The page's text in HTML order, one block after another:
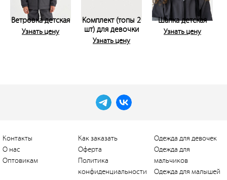
Ветровка детская
Узнать цену
Комплект (топы 2
шт) для девочки
Узнать цену
Шапка детская
Узнать цену
Контакты
О нас
Оптовикам
Как заказать
Оферта
Политика
конфиденциальности
Одежда для девочек
Одежда для
мальчиков
Одежда для малышей